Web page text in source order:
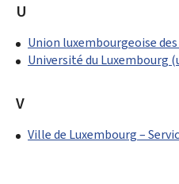
U
Union luxembourgeoise
Université du Luxembourg
V
Ville de Luxembourg –